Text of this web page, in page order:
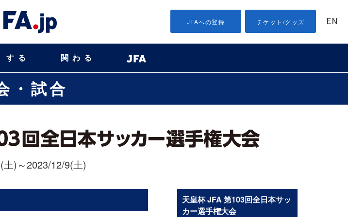
JFAへの登録 チケット/グッズ EN
する 関わる
・試合
土)～2023/12/9(土)
天皇杯 JFA 第103回全日本サッ
カー選手権大会